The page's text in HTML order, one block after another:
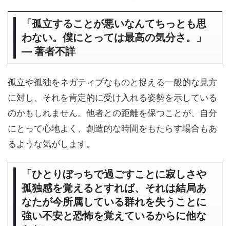
「孤立することが悪いなんてちっとも思
わない。僕にとっては最高の気分さ。」
― 著者不詳
孤立や孤独をネガティブなものと捉える一般的な見方
に対し、それを肯定的に受け入れる姿勢を示している
のかもしれません。他者との距離を保つことが、自分
にとって心地よく、創造的な時間をもたらす場合もあ
るような気がします。
「ひとりぼっちで過ごすことに寂しさや
孤独感を覚えるとすれば、それは結局あ
なたが今所属している群れを失うことに
強い不安と恐怖を覚えているからに他な